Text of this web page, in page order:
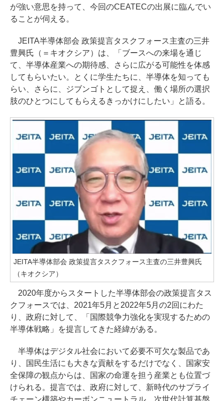
が強い意思を持って、今回のCEATECの出展に臨んでい
ることが伺える。
JEITA半導体部会 政策提言タスクフォース主査の三井
豊興氏（＝キオクシア）は、「ブースへの来場を通じ
て、半導体産業への期待感、さらに広がる可能性を体感
してもらいたい。とくに学生たちに、半導体を知っても
らい、さらに、ジブンゴトとして捉え、働く場所の選択
肢のひとつにしてもらえるきっかけにしたい」と語る。
JEITA半導体部会 政策提言タスクフォース主査の三井豊興氏
（キオクシア）
2020年度からスタートした半導体部会の政策提言タス
クフォースでは、2021年5月と2022年5月の2回にわた
り、政府に対して、「国際競争力強化を実現するための
半導体戦略」を提言してきた経緯がある。
半導体はデジタル社会において必要不可欠な製品であ
り、国民生活にも大きな貢献をするだけでなく、国家安
全保障の観点からは、国家の命運を担う産業とも位置づ
けられる。提言では、政府に対して、新時代のサプライ